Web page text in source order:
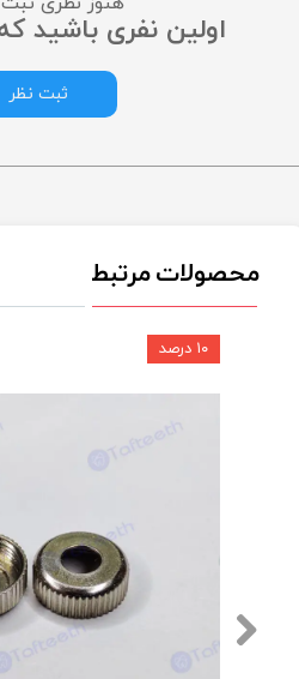
اولین نفری باشید
ثبت نظر
محصولات مرتبط
۱۰ درصد